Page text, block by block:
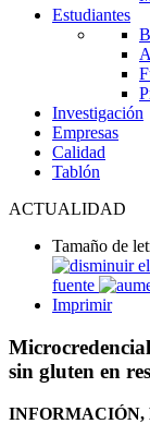
Estudiantes
Investigación
Empresas
Calidad
Tablón
ACTUALIDAD
Tamaño de
fuente
Imprimir
sin gluten en
INFORMACIÓN,